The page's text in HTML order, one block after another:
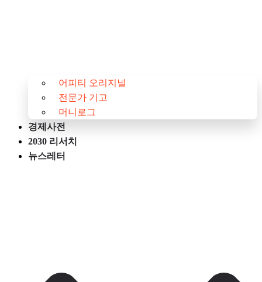
어피티 오리지널
전문가 기고
머니로그
경제사전
2030 리서치
뉴스레터